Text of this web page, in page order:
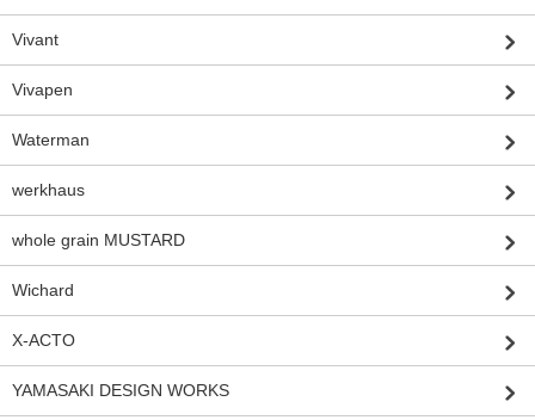
Vivant
Vivapen
Waterman
werkhaus
whole grain MUSTARD
Wichard
X-ACTO
YAMASAKI DESIGN WORKS